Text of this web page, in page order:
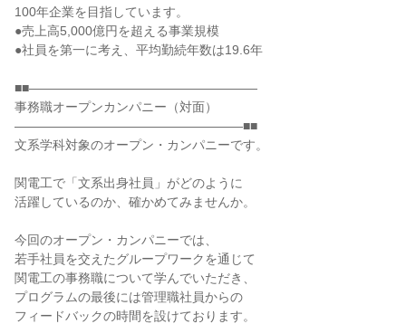
100年企業を目指しています。
●売上高5,000億円を超える事業規模
●社員を第一に考え、平均勤続年数は19.6年
■■――――――――――――――――――
事務職オープンカンパニー（対面）
――――――――――――――――――■■
文系学科対象のオープン・カンパニーです。
関電工で「文系出身社員」がどのように
活躍しているのか、確かめてみませんか。
今回のオープン・カンパニーでは、
若手社員を交えたグループワークを通じて
関電工の事務職について学んでいただき、
プログラムの最後には管理職社員からの
フィードバックの時間を設けております。